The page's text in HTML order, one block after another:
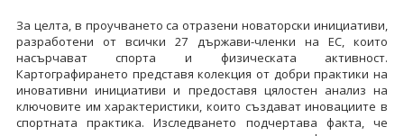
За целта, в проучването са отразени новаторски инициативи,
разработени от всички 27 държави-членки на ЕС, които
насърчават спорта и физическата активност.
Картографирането представя колекция от добри практики на
иновативни инициативи и предоставя цялостен анализ на
ключовите им характеристики, които създават иновациите в
спортната практика. Изследването подчертава факта, че